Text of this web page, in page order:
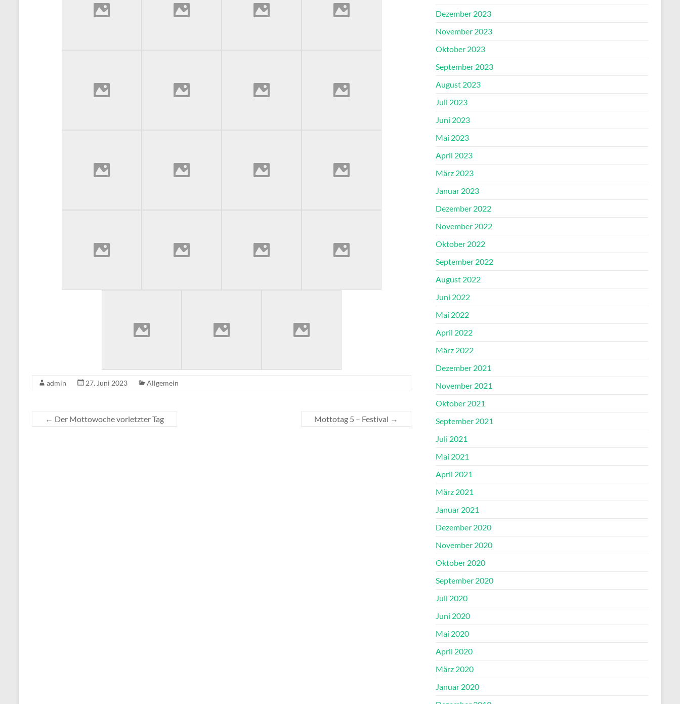
admin 27. Juni 2023 Allgemein
← Der Mottowoche vorletzter Tag Mottotag 5 – Festival →
Dezember 2023
November 2023
Oktober 2023
September 2023
August 2023
Juli 2023
Juni 2023
Mai 2023
April 2023
März 2023
Januar 2023
Dezember 2022
November 2022
Oktober 2022
September 2022
August 2022
Juni 2022
Mai 2022
April 2022
März 2022
Dezember 2021
November 2021
Oktober 2021
September 2021
Juli 2021
Mai 2021
April 2021
März 2021
Januar 2021
Dezember 2020
November 2020
Oktober 2020
September 2020
Juli 2020
Juni 2020
Mai 2020
April 2020
März 2020
Januar 2020